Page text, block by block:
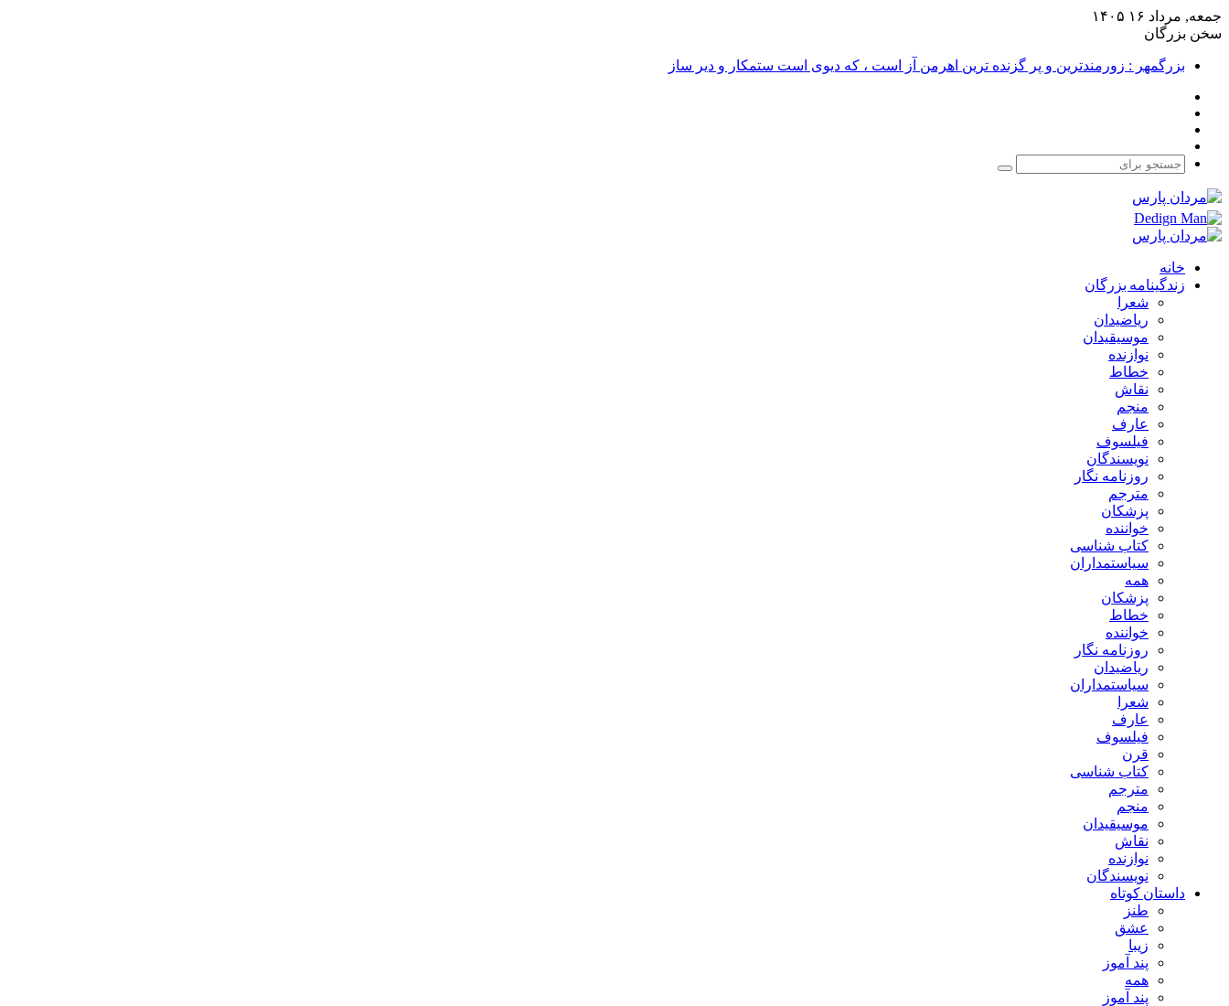
جمعه, مرداد ۱۶ ۱۴۰۵
سخن بزرگان
بزرگمهر : زورمندترین و پر گزنده ترین اهرمن آز است ، که دیوی است ستمکار و دیر ساز
جستجو
خانه
زندگینامه بزرگان
شعرا
ریاضیدان
موسیقیدان
نوازنده
خطاط
نقاش
منجم
عارف
فیلسوف
نویسندگان
روزنامه نگار
مترجم
پزشکان
خواننده
کتاب شناسی
سیاستمداران
همه
پزشکان
خطاط
خواننده
روزنامه نگار
ریاضیدان
سیاستمداران
شعرا
عارف
فیلسوف
قرن
کتاب شناسی
مترجم
منجم
موسیقیدان
نقاش
نوازنده
نویسندگان
داستان کوتاه
طنز
عشق
زیبا
پند آموز
همه
پند آموز